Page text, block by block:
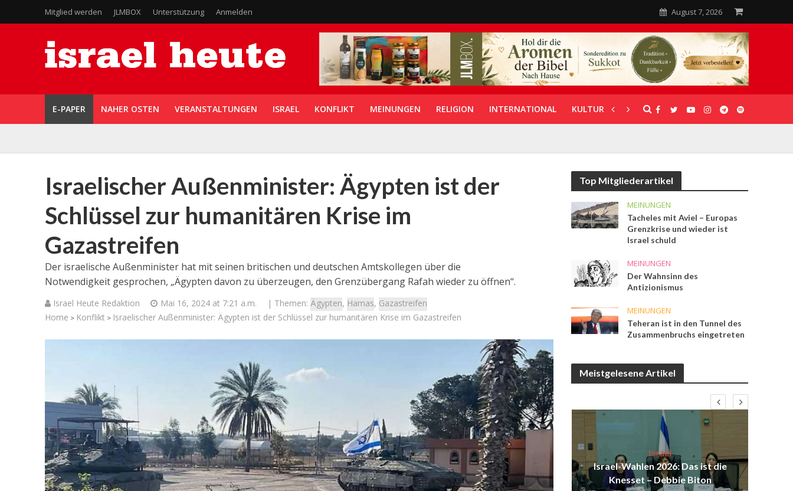
Mitglied werden JLMBOX Unterstützung Anmelden August 7, 2026
E-PAPER NAHER OSTEN VERANSTALTUNGEN ISRAEL KONFLIKT MEINUNGEN RELIGION INTERNATIONAL KULTUR UNTERSTÜTZUNG
Israelischer Außenminister: Ägypten ist der
Schlüssel zur humanitären Krise im
Gazastreifen
Der israelische Außenminister hat mit seinen britischen und deutschen Amtskollegen über die
Notwendigkeit gesprochen, „Ägypten davon zu überzeugen, den Grenzübergang Rafah wieder zu öffnen“.
Israel Heute Redaktion Mai 16, 2024 at 7:21 a.m. | Themen: Ägypten, Hamas, Gazastreifen
Home > Konflikt > Israelischer Außenminister: Ägypten ist der Schlüssel zur humanitären Krise im Gazastreifen
Top Mitgliederartikel
MEINUNGEN
Tacheles mit Aviel – Europas
Grenzkrise und wieder ist
Israel schuld
MEINUNGEN
Der Wahnsinn des
Antizionismus
MEINUNGEN
Teheran ist in den Tunnel des
Zusammenbruchs eingetreten
Meistgelesene Artikel
Israel
Israelische Wahlen 2026: Das ist
die Knesset – Vladimir Beliak
Israel
Israelische Wahlen 2026: Das ist
die Knesset – Moshe Abutbul
Israel
Israel-Wahlen 2026: Das ist die
Knesset – Debbie Biton